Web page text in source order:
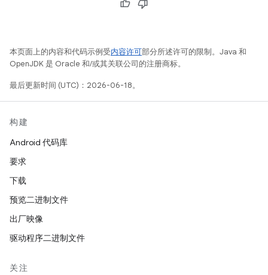
本页面上的内容和代码示例受内容许可部分所述许可的限制。Java 和
OpenJDK 是 Oracle 和/或其关联公司的注册商标。
最后更新时间 (UTC)：2026-06-18。
构建
Android 代码库
要求
下载
预览二进制文件
出厂映像
驱动程序二进制文件
关注